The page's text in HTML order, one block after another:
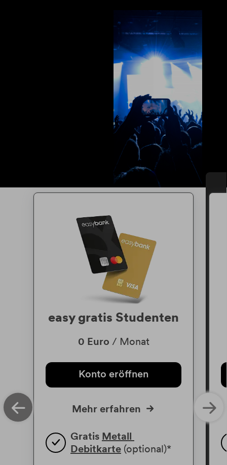
easy gratis Studenten
0 Euro / Monat
Konto eröffnen
Mehr erfahren
Gratis Metall
Debitkarte (optional)*